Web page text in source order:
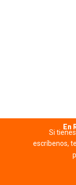
En
Si
escríbenos,